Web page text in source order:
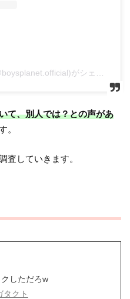
Mnet BOYS PLANET Official(@boysplanet.official)がシェアした投稿
て、別人では？との声があ
。
査していきます。
しただろw
タクト